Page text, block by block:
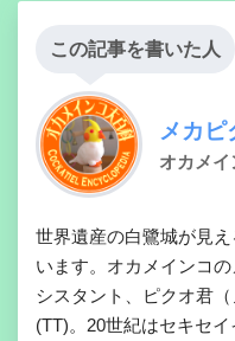
この記事を書いた人
メカピ
オカメイ
世界遺産の白鷺城が見
います。オカメインコ
シスタント、ピクオ君
(TT)。20世紀はセキセイ